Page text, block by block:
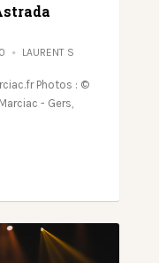
LAURENT S
Photos : ©
- Gers,